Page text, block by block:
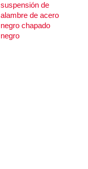
suspensión de
alambre de acero
negro chapado
negro